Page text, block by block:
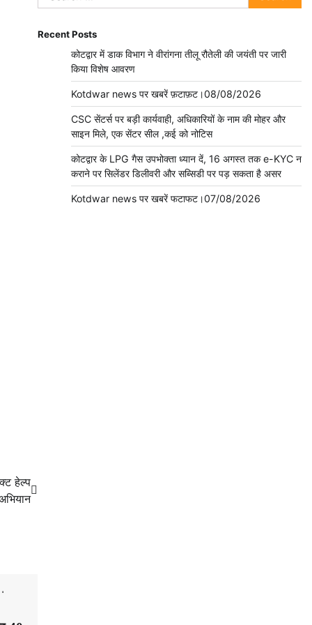
हेल्प
for:
Recent Posts
कोटद्वार में डाक विभाग ने वीरांगना तीलू रौतेली की जयंती पर जारी
किया विशेष आवरण
Kotdwar news पर खबरें फ़टाफ़ट।08/08/2026
CSC सेंटर्स पर बड़ी कार्यवाही, अधिकारियों के नाम की मोहर और
साइन मिले, एक सेंटर सील ,कई को नोटिस
कोटद्वार के LPG गैस उपभोक्ता ध्यान दें, 16 अगस्त तक e-KYC न
कराने पर सिलेंडर डिलीवरी और सब्सिडी पर पड़ सकता है असर
Kotdwar news पर खबरें फटाफट।07/08/2026